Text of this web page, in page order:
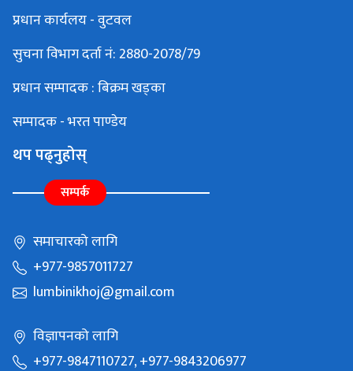
प्रधान कार्यलय - वुटवल
सुचना विभाग दर्ता नं: 2880-2078/79
प्रधान सम्पादक : बिक्रम खड्का
सम्पादक - भरत पाण्डेय
थप पढ्नुहोस्
सम्पर्क
समाचारको लागि
+977-9857011727
lumbinikhoj@gmail.com
विज्ञापनको लागि
+977-9847110727, +977-9843206977